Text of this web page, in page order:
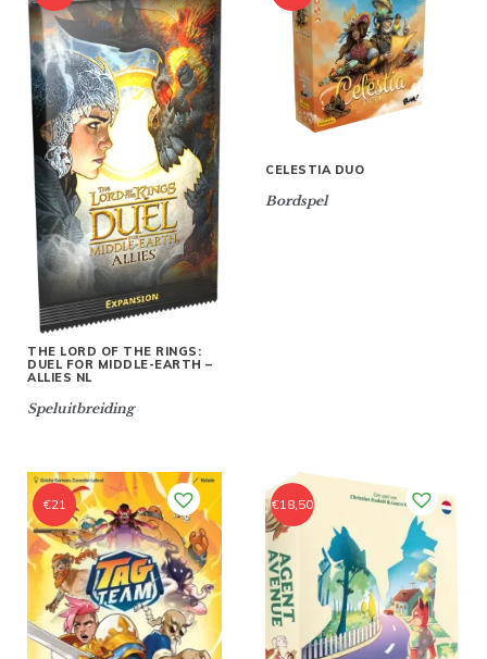
THE LORD OF THE RINGS:
DUEL FOR MIDDLE-EARTH –
ALLIES NL
Speluitbreiding
CELESTIA DUO
Bordspel
€21 €18,50